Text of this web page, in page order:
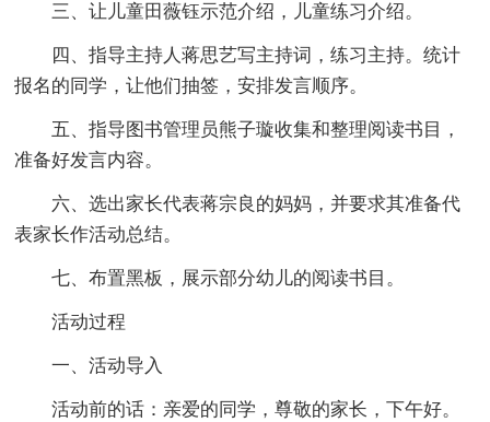
三、让儿童田薇钰示范介绍，儿童练习介绍。
四、指导主持人蒋思艺写主持词，练习主持。统计
报名的同学，让他们抽签，安排发言顺序。
五、指导图书管理员熊子璇收集和整理阅读书目，
准备好发言内容。
六、选出家长代表蒋宗良的妈妈，并要求其准备代
表家长作活动总结。
七、布置黑板，展示部分幼儿的阅读书目。
活动过程
一、活动导入
活动前的话：亲爱的同学，尊敬的家长，下午好。